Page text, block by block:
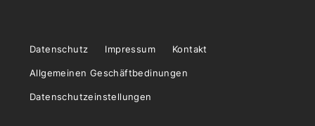
Datenschutz Impressum Kontakt
Allgemeinen Geschäftbedinungen
Datenschutzeinstellungen